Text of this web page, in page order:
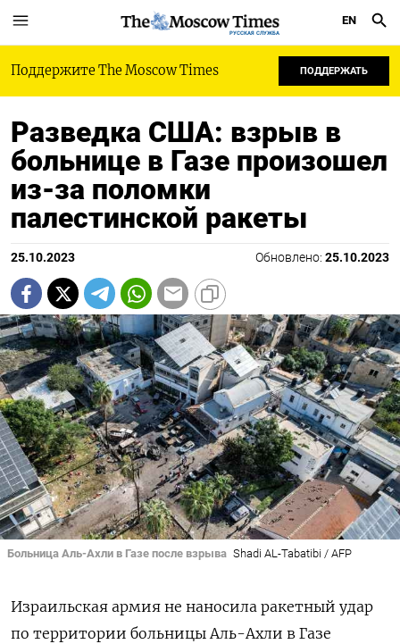
РУССКАЯ СЛУЖБА
EN
Поддержите The Moscow Times ПОДДЕРЖАТЬ
Разведка США: взрыв в
больнице в Газе произошел
из-за поломки
палестинской ракеты
25.10.2023 Обновлено: 25.10.2023
Больница Аль-Ахли в Газе после взрыва Shadi AL-Tabatibi / AFP
Израильская армия не наносила ракетный удар
по территории больницы Аль-Ахли в Газе